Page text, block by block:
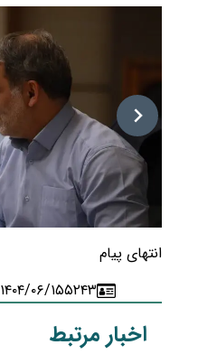
انتهای پیام
۵۲۴۳۱۴۰۴/۰۶/۱۵ ۱۹:۰۳:۲۱
اخبار مرتبط